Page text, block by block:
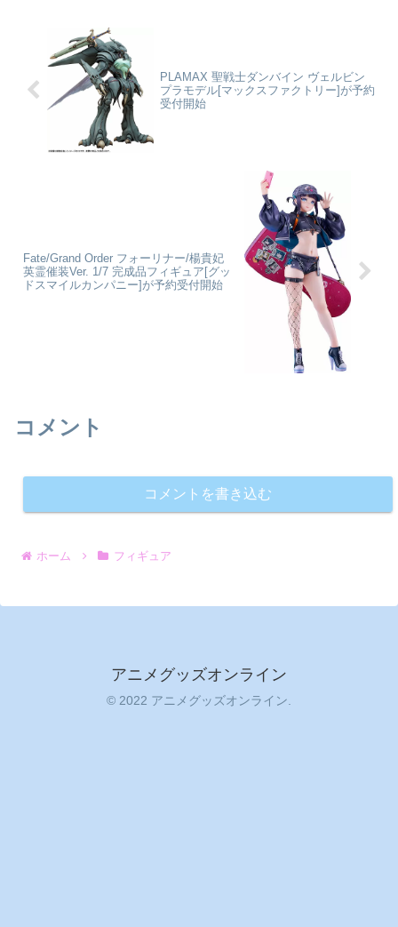
纏った「猫猫」がねんどろいど
化！●表情パーツ:「毒見顔」「...
PLAMAX 聖戦士ダンバイン ヴェルビン
プラモデル[マックスファクトリー]が予約
受付開始
Fate/Grand Order フォーリナー/楊貴妃
英霊催装Ver. 1/7 完成品フィギュア[グッ
ドスマイルカンパニー]が予約受付開始
コメント
コメントを書き込む
ホーム フィギュア
アニメグッズオンライン
© 2022 アニメグッズオンライン.